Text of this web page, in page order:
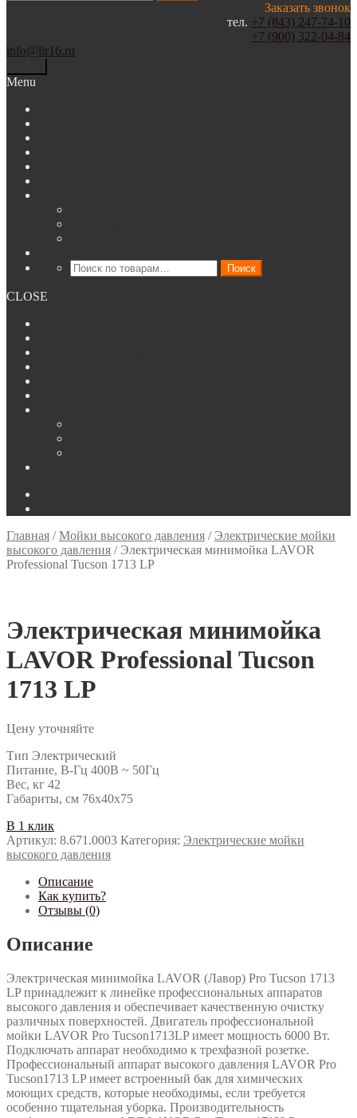
Заказать звонок
тел. +7 (843) 247-74-10
+7 (900) 322-04-84
info@lir16.ru
Menu
Искать:
Поиск
CLOSE
Главная /Мойки высокого давления / Электрические мойки
высокого давления / Электрическая минимойка LAVOR
Professional Tucson 1713 LP
Электрическая минимойка
LAVOR Professional Tucson
1713 LP
Цену уточняйте
Тип Электрический
Питание, В-Гц 400В ~ 50Гц
Вес, кг 42
Габариты, см 76x40x75
В 1 клик
Артикул: 8.671.0003 Категория: Электрические мойки
высокого давления
Описание
Как купить?
Отзывы (0)
Описание
Электрическая минимойка LAVOR (Лавор) Pro Tucson 1713
LP принадлежит к линейке профессиональных аппаратов
высокого давления и обеспечивает качественную очистку
различных поверхностей. Двигатель профессиональной
мойки LAVOR Pro Tucson1713LP имеет мощность 6000 Вт.
Подключать аппарат необходимо к трехфазной розетке.
Профессиональный аппарат высокого давления LAVOR Pro
Tucson1713 LP имеет встроенный бак для химических
моющих средств, которые необходимы, если требуется
особенно тщательная уборка. Производительность